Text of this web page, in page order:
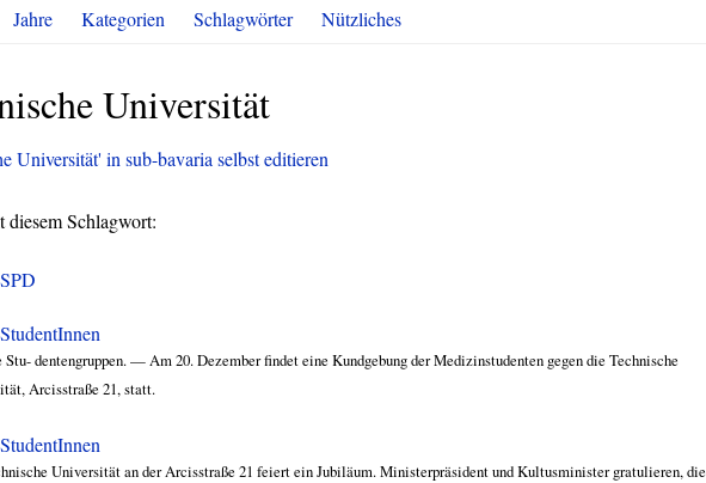
Jahre Kategorien Schlagwörter Nützliches
Universität
Universität' in sub-bavaria selbst editieren
Schlagwort:
Stu- dentengruppen. — Am 20. Dezember findet eine Kundgebung der Medizinstudenten gegen die Technische
Arcisstraße 21, statt.
Universität an der Arcisstraße 21 feiert ein Jubiläum. Ministerpräsident und Kultusminister gratulieren, die